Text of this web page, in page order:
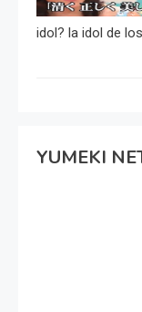
idol? la idol de
YUMEKI